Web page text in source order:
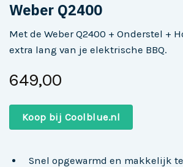
Weber Q2400
Met de Weber Q2400 + Onderstel +
extra lang van je elektrische BBQ.
649,00
Koop bij Coolblue.nl
Snel opgewarmd en makkelijk